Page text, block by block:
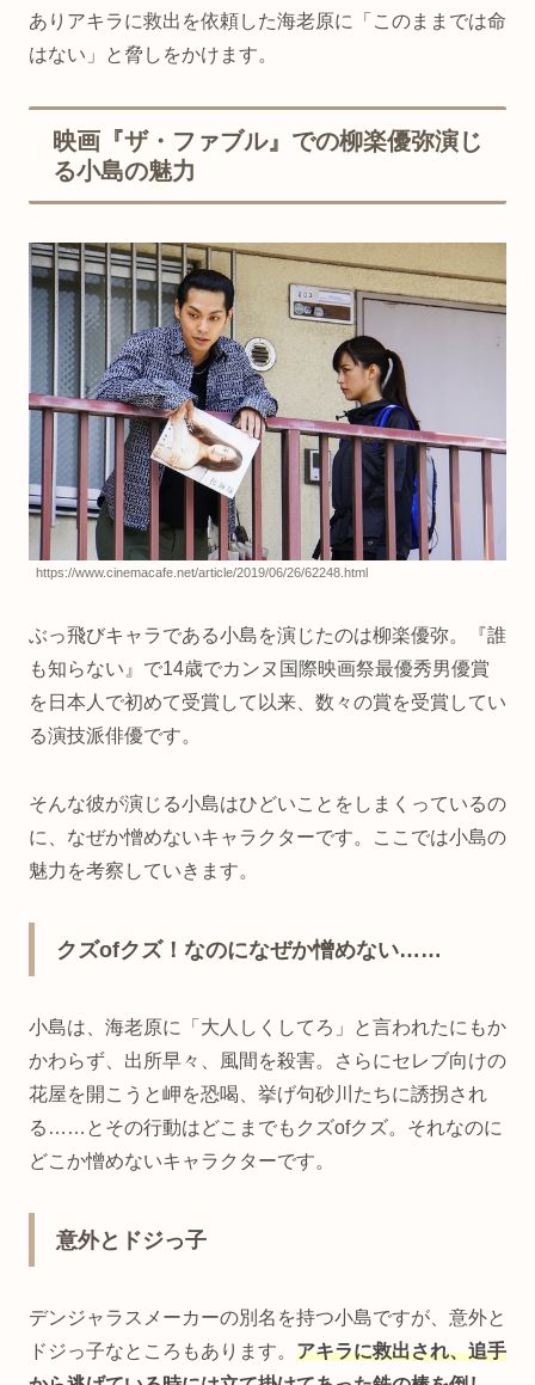
ありアキラに救出を依頼した海老原に「このままでは命
はない」と脅しをかけます。
映画『ザ・ファブル』での柳楽優弥演じ
る小島の魅力
https://www.cinemacafe.net/article/2019/06/26/62248.html
ぶっ飛びキャラである小島を演じたのは柳楽優弥。『誰
も知らない』で14歳でカンヌ国際映画祭最優秀男優賞
を日本人で初めて受賞して以来、数々の賞を受賞してい
る演技派俳優です。
そんな彼が演じる小島はひどいことをしまくっているの
に、なぜか憎めないキャラクターです。ここでは小島の
魅力を考察していきます。
クズofクズ！なのになぜか憎めない……
小島は、海老原に「大人しくしてろ」と言われたにもか
かわらず、出所早々、風間を殺害。さらにセレブ向けの
花屋を開こうと岬を恐喝、挙げ句砂川たちに誘拐され
る……とその行動はどこまでもクズofクズ。それなのに
どこか憎めないキャラクターです。
意外とドジっ子
デンジャラスメーカーの別名を持つ小島ですが、意外と
ドジっ子なところもあります。 アキラに救出され、追手